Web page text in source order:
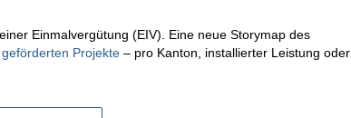
Einmalvergütung (EIV). Eine neue Storymap des
Projekte – pro Kanton, installierter Leistung oder